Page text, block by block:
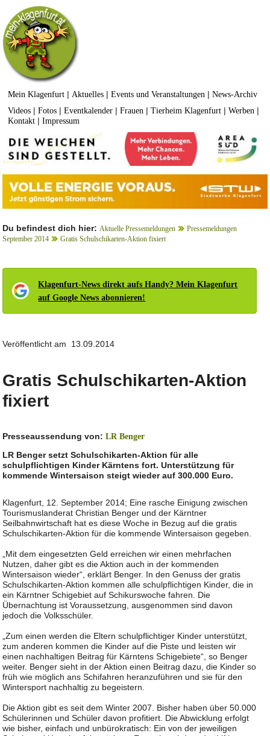
Mein Klagenfurt | Aktuelles |Events und Veranstaltungen |News-Archiv
Videos |Fotos |Eventkalender |Frauen |Tierheim Klagenfurt |Werben |
Kontakt |Impressum
Du befindest dich hier: Aktuelle Pressemeldungen
Pressemeldungen
September 2014
Gratis Schulschikarten-Aktion fixiert
Klagenfurt-News direkt aufs Handy? Mein Klagenfurt
auf Google News abonnieren!
Veröffentlicht am 13.09.2014
Gratis Schulschikarten-Aktion
fixiert
Presseaussendung von:LR Benger
LR Benger setzt Schulschikarten-Aktion für alle
schulpflichtigen Kinder Kärntens fort. Unterstützung für
kommende Wintersaison steigt wieder auf 300.000 Euro.
Klagenfurt, 12. September 2014; Eine rasche Einigung zwischen
Tourismuslanderat Christian Benger und der Kärntner
Seilbahnwirtschaft hat es diese Woche in Bezug auf die gratis
Schulschikarten-Aktion für die kommende Wintersaison gegeben.
„Mit dem eingesetzten Geld erreichen wir einen mehrfachen
Nutzen, daher gibt es die Aktion auch in der kommenden
Wintersaison wieder“, erklärt Benger. In den Genuss der gratis
Schulschikarten-Aktion kommen alle schulpflichtigen Kinder, die in
ein Kärntner Schigebiet auf Schikurswoche fahren. Die
Übernachtung ist Voraussetzung, ausgenommen sind davon
jedoch die Volksschüler.
„Zum einen werden die Eltern schulpflichtiger Kinder unterstützt,
zum anderen kommen die Kinder auf die Piste und leisten wir
einen nachhaltigen Beitrag für Kärntens Schigebiete“, so Benger
weiter. Benger sieht in der Aktion einen Beitrag dazu, die Kinder so
früh wie möglich ans Schifahren heranzuführen und sie für den
Wintersport nachhaltig zu begeistern.
Die Aktion gibt es seit dem Winter 2007. Bisher haben über 50.000
Schülerinnen und Schüler davon profitiert. Die Abwicklung erfolgt
wie bisher, einfach und unbürokratisch: Ein von der jeweiligen